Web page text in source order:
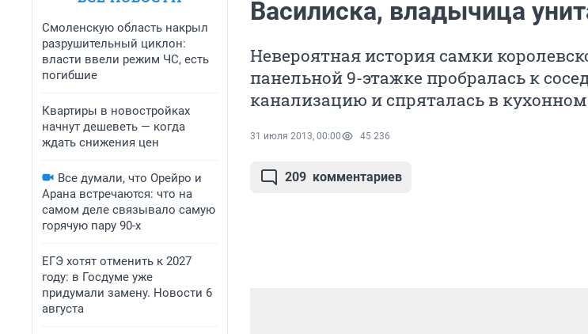
Смоленскую область накрыл
разрушительный циклон:
власти ввели режим ЧС, есть
погибшие
Квартиры в новостройках
начнут дешеветь — когда
ждать снижения цен
Все думали, что Орейро и
Арана встречаются: что на
самом деле связывало самую
горячую пару 90-х
ЕГЭ хотят отменить к 2027
году: в Госдуме уже
придумали замену. Новости 6
августа
Василиска, владычица
Невероятная история самки
панельной 9-этажке пробралась к
канализацию и спряталась в
31 июля 2013, 00:00 45 236
209 комментариев